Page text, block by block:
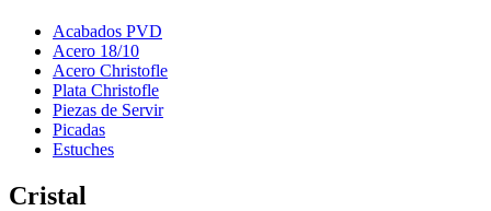
Acabados PVD
Acero 18/10
Acero Christofle
Plata Christofle
Piezas de Servir
Picadas
Estuches
Cristal